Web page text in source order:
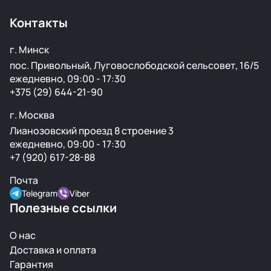
Контакты
г. Минск
пос. Привольный, Луговослободской сельсовет, 16/5
ежедневно, 09:00 - 17:30
+375 (29) 644-21-90
г. Москва
Лианозовский проезд 8 строение 3
ежедневно, 09:00 - 17:30
+7 (920) 617-28-88
Почта
Telegram Viber
Полезные ссылки
О нас
Доставка и оплата
Гарантия